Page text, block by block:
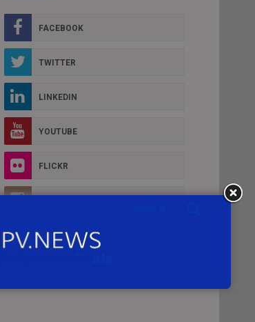
FACEBOOK
TWITTER
LINKEDIN
YOUTUBE
FLICKR